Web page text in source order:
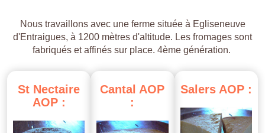
Nous travaillons avec une ferme située à Egliseneuve
d'Entraigues, à 1200 mètres d'altitude. Les fromages sont
fabriqués et affinés sur place. 4ème génération.
St Nectaire
AOP :
Cantal AOP
:
Salers AOP :